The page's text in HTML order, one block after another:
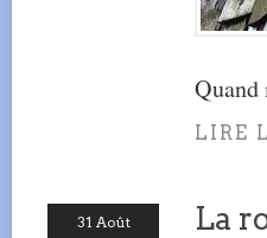
Quand
LIRE
31 Août La